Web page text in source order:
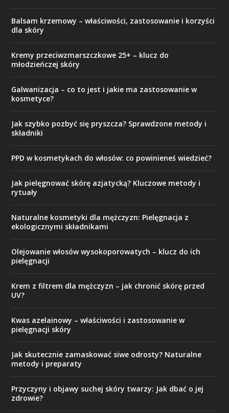
Balsam krzemowy – właściwości, zastosowanie i korzyści
dla skóry
Kremy przeciwzmarszczkowe 25+ – klucz do
młodzieńczej skóry
Galwanizacja – co to jest i jakie ma zastosowanie w
kosmetyce?
Jak szybko pozbyć się pryszcza? Sprawdzone metody i
składniki
PPD w kosmetykach do włosów: co powinieneś wiedzieć?
Jak pielęgnować skórę azjatycką? Kluczowe metody i
rytuały
Naturalne kosmetyki dla mężczyzn: Pielęgnacja z
ekologicznymi składnikami
Olejowanie włosów wysokoporowatych – klucz do ich
pielęgnacji
Krem z filtrem dla mężczyzn – jak chronić skórę przed
UV?
Kwas azelainowy – właściwości i zastosowanie w
pielęgnacji skóry
Jak skutecznie zamaskować siwe odrosty? Naturalne
metody i preparaty
Przyczyny i objawy suchej skóry twarzy: Jak dbać o jej
zdrowie?